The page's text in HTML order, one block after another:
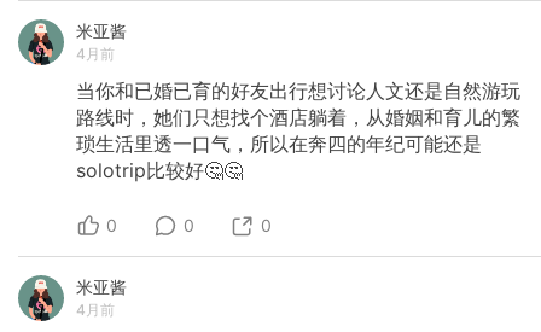
米亚酱
4月前
当你和已婚已育的好友出行想讨论人文还是自然游玩
路线时，她们只想找个酒店躺着，从婚姻和育儿的繁
琐生活里透一口气，所以在奔四的年纪可能还是
solotrip比较好🤔🤔
0 0 0
米亚酱
4月前